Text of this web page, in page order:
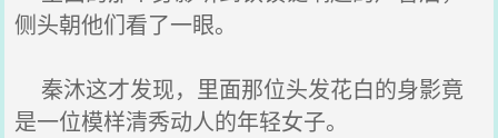
侧头朝他们看了一眼。
秦沐这才发现，里面那位头发花白的身影竟
是一位模样清秀动人的年轻女子。